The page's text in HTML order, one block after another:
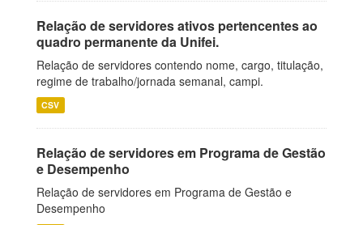
Relação de servidores ativos pertencentes ao
quadro permanente da Unifei.
Relação de servidores contendo nome, cargo, titulação,
regime de trabalho/jornada semanal, campi.
CSV
Relação de servidores em Programa de Gestão
e Desempenho
Relação de servidores em Programa de Gestão e
Desempenho